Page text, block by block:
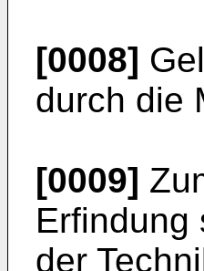
[0008]
durch die
[0009]
Erfindung
der